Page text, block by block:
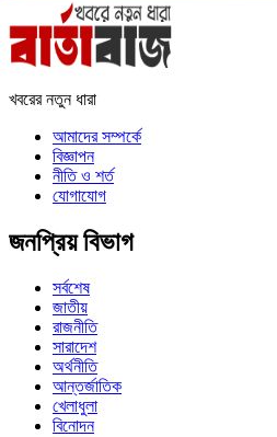
খবরের নতুন ধারা
আমাদের সম্পর্কে
বিজ্ঞাপন
নীতি ও শর্ত
যোগাযোগ
জনপ্রিয় বিভাগ
সর্বশেষ
জাতীয়
রাজনীতি
সারাদেশ
অর্থনীতি
আন্তর্জাতিক
খেলাধুলা
বিনোদন